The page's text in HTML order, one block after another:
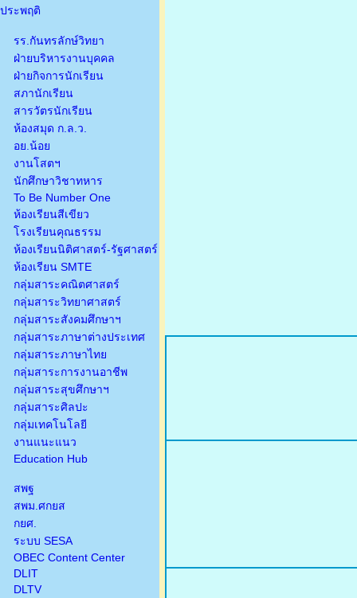
ประพฤติ
รร.กันทรลักษ์วิทยา
ฝ่ายบริหารงานบุคคล
ฝ่ายกิจการนักเรียน
สภานักเรียน
สารวัตรนักเรียน
ห้องสมุด ก.ล.ว.
อย.น้อย
งานโสตฯ
นักศึกษาวิชาทหาร
To Be Number One
ห้องเรียนสีเขียว
โรงเรียนคุณธรรม
ห้องเรียนนิติศาสตร์-รัฐศาสตร์
ห้องเรียน SMTE
กลุ่มสาระคณิตศาสตร์
กลุ่มสาระวิทยาศาสตร์
กลุ่มสาระสังคมศึกษาฯ
กลุ่มสาระภาษาต่างประเทศ
กลุ่มสาระภาษาไทย
กลุ่มสาระการงานอาชีพ
กลุ่มสาระสุขศึกษาฯ
กลุ่มสาระศิลปะ
กลุ่มเทคโนโลยี
งานแนะแนว
Education Hub
สพฐ
สพม.ศกยส
กยศ.
ระบบ SESA
OBEC Content Center
DLIT
DLTV